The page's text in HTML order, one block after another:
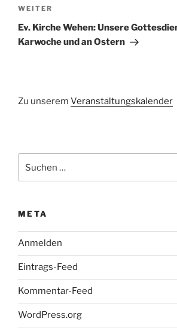
Nächster
Beitrag
WEITER
Ev. Kirche Wehen: Unsere
Karwoche und an Ostern
Zu unserem Veranstaltungskalender
nach:
META
Anmelden
Eintrags-Feed
Kommentar-Feed
WordPress.org